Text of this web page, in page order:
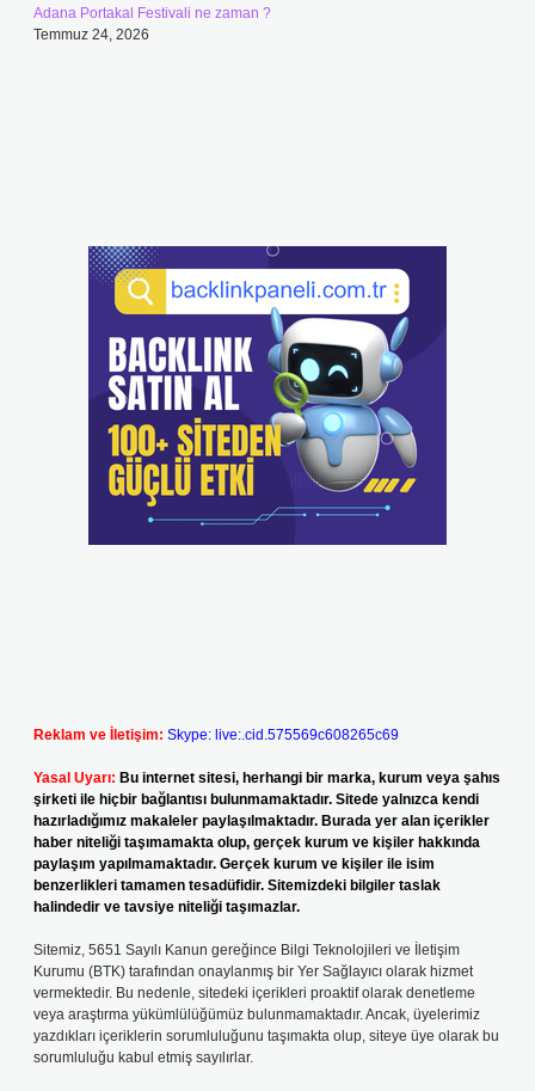
Adana Portakal Festivali ne zaman ?
Temmuz 24, 2026
Reklam ve İletişim: Skype: live:.cid.575569c608265c69
Yasal Uyarı: Bu internet sitesi, herhangi bir marka, kurum veya şahıs
şirketi ile hiçbir bağlantısı bulunmamaktadır. Sitede yalnızca kendi
hazırladığımız makaleler paylaşılmaktadır. Burada yer alan içerikler
haber niteliği taşımamakta olup, gerçek kurum ve kişiler hakkında
paylaşım yapılmamaktadır. Gerçek kurum ve kişiler ile isim
benzerlikleri tamamen tesadüfidir. Sitemizdeki bilgiler taslak
halindedir ve tavsiye niteliği taşımazlar.
Sitemiz, 5651 Sayılı Kanun gereğince Bilgi Teknolojileri ve İletişim
Kurumu (BTK) tarafından onaylanmış bir Yer Sağlayıcı olarak hizmet
vermektedir. Bu nedenle, sitedeki içerikleri proaktif olarak denetleme
veya araştırma yükümlülüğümüz bulunmamaktadır. Ancak, üyelerimiz
yazdıkları içeriklerin sorumluluğunu taşımakta olup, siteye üye olarak bu
sorumluluğu kabul etmiş sayılırlar.